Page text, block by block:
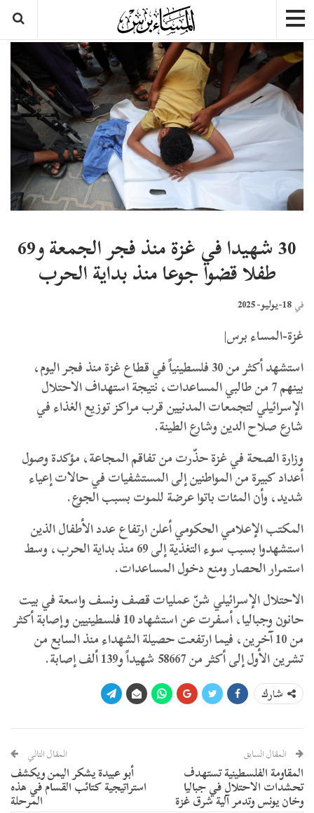
30 شهيدا في غزة منذ فجر الجمعة و69
طفلا قضوا جوعا منذ بداية الحرب
في 18-يوليو- 2025
غزة-المساء برس|
استشهد أكثر من 30 فلسطينياً في قطاع غزة منذ فجر اليوم،
بينهم 7 من طالبي المساعدات، نتيجة استهداف الاحتلال
الإسرائيلي لتجمعات المدنيين قرب مراكز توزيع الغذاء في
شارع صلاح الدين وشارع الطينة.
وزارة الصحة في غزة حذّرت من تفاقم المجاعة، مؤكدة وصول
أعداد كبيرة من المواطنين إلى المستشفيات في حالات إعياء
شديد، وأن المئات باتوا عرضة للموت بسبب الجوع.
المكتب الإعلامي الحكومي أعلن ارتفاع عدد الأطفال الذين
استشهدوا بسبب سوء التغذية إلى 69 منذ بداية الحرب، وسط
استمرار الحصار ومنع دخول المساعدات.
الاحتلال الإسرائيلي شنّ عمليات قصف ونسف واسعة في بيت
حانون وجباليا، أسفرت عن استشهاد 10 فلسطينيين وإصابة أكثر
من 10 آخرين، فيما ارتفعت حصيلة الشهداء منذ السابع من
تشرين الأول إلى أكثر من 58667 شهيداً و139 ألف إصابة.
شارك
المقال السابق
المقاومة الفلسطينية تستهدف
تحشدات الاحتلال في جباليا
وخان يونس وتدمر آلية شرق غزة
المقال التالي
أبو عبيدة يشكر اليمن ويكشف
استراتيجية كتائب القسام في هذه
المرحلة